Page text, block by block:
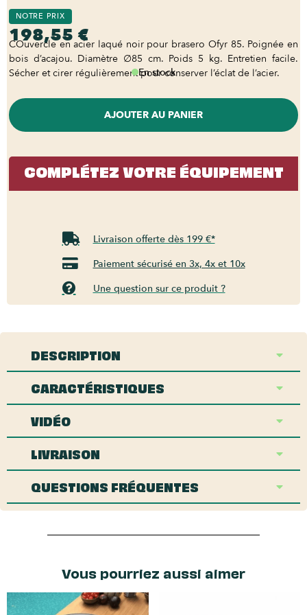
NOTRE PRIX
198,55 €
COuvercle en acier laqué noir pour brasero Ofyr 85. Poignée en
bois d’acajou. Diamètre ∅85 cm. Poids 5 kg. Entretien facile.
Sécher et cirer régulièrement pour conserver l’éclat de l’acier.
En stock
AJOUTER AU PANIER
COMPLÉTEZ VOTRE ÉQUIPEMENT
Livraison offerte dès 199 €*
Paiement sécurisé en 3x, 4x et 10x
Une question sur ce produit ?
DESCRIPTION
CARACTÉRISTIQUES
VIDÉO
LIVRAISON
QUESTIONS FRÉQUENTES
Vous pourriez aussi aimer